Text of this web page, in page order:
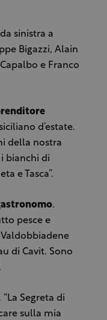
sinistra a
Bigazzi, Alain
e Franco
d’estate.
della nostra
bianchi di
e Tasca”.
.
pesce e
di Cavit. Sono
. “La Segreta di
sulla mia